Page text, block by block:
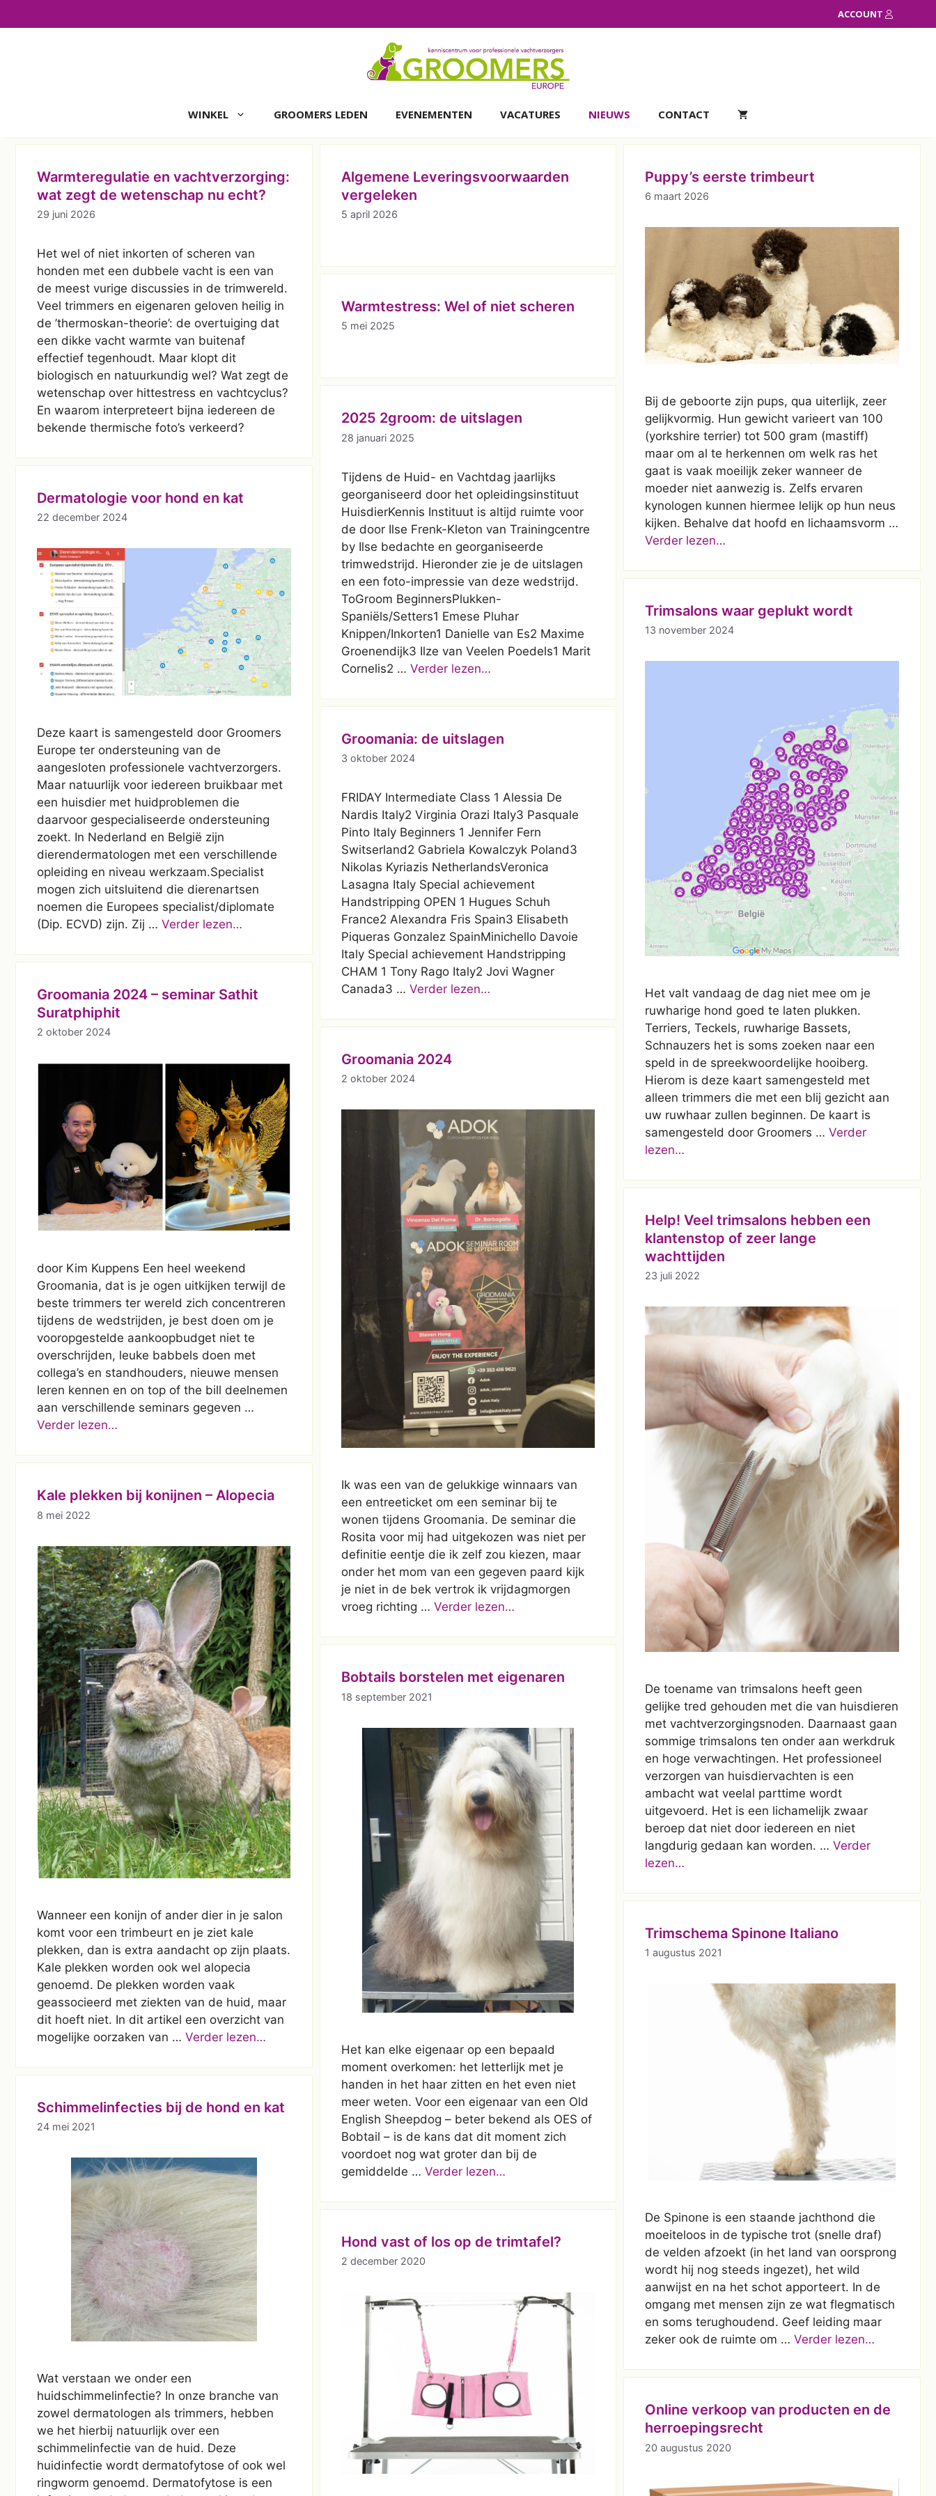
naar
ACCOUNT
WINKEL GROOMERS LEDEN EVENEMENTEN VACATURES NIEUWS CONTACT
Warmteregulatie en vachtverzorging:
wat zegt de wetenschap nu echt?
29 juni 2026
Het wel of niet inkorten of scheren van
honden met een dubbele vacht is een van
de meest vurige discussies in de trimwereld.
Veel trimmers en eigenaren geloven heilig in
de ’thermoskan-theorie’: de overtuiging dat
een dikke vacht warmte van buitenaf
effectief tegenhoudt. Maar klopt dit
biologisch en natuurkundig wel? Wat zegt de
wetenschap over hittestress en vachtcyclus?
En waarom interpreteert bijna iedereen de
bekende thermische foto’s verkeerd?
Algemene Leveringsvoorwaarden
vergeleken
5 april 2026
Puppy’s eerste trimbeurt
6 maart 2026
Bij de geboorte zijn pups, qua uiterlijk, zeer
gelijkvormig. Hun gewicht varieert van 100
(yorkshire terrier) tot 500 gram (mastiff)
maar om al te herkennen om welk ras het
gaat is vaak moeilijk zeker wanneer de
moeder niet aanwezig is. Zelfs ervaren
kynologen kunnen hiermee lelijk op hun neus
kijken. Behalve dat hoofd en lichaamsvorm …
Verder lezen…
Warmtestress: Wel of niet scheren
5 mei 2025
2025 2groom: de uitslagen
28 januari 2025
Tijdens de Huid- en Vachtdag jaarlijks
georganiseerd door het opleidingsinstituut
HuisdierKennis Instituut is altijd ruimte voor
de door Ilse Frenk-Kleton van Trainingcentre
by Ilse bedachte en georganiseerde
trimwedstrijd. Hieronder zie je de uitslagen
en een foto-impressie van deze wedstrijd.
ToGroom BeginnersPlukken-
Spaniëls/Setters1 Emese Pluhar
Knippen/Inkorten1 Danielle van Es2 Maxime
Groenendijk3 Ilze van Veelen Poedels1 Marit
Cornelis2 … Verder lezen…
Dermatologie voor hond en kat
22 december 2024
Deze kaart is samengesteld door Groomers
Europe ter ondersteuning van de
aangesloten professionele vachtverzorgers.
Maar natuurlijk voor iedereen bruikbaar met
een huisdier met huidproblemen die
daarvoor gespecialiseerde ondersteuning
zoekt. In Nederland en België zijn
dierendermatologen met een verschillende
opleiding en niveau werkzaam.Specialist
mogen zich uitsluitend die dierenartsen
noemen die Europees specialist/diplomate
(Dip. ECVD) zijn. Zij … Verder lezen…
Trimsalons waar geplukt wordt
13 november 2024
Het valt vandaag de dag niet mee om je
ruwharige hond goed te laten plukken.
Terriers, Teckels, ruwharige Bassets,
Schnauzers het is soms zoeken naar een
speld in de spreekwoordelijke hooiberg.
Hierom is deze kaart samengesteld met
alleen trimmers die met een blij gezicht aan
uw ruwhaar zullen beginnen. De kaart is
samengesteld door Groomers …Verder
lezen…
Groomania: de uitslagen
3 oktober 2024
FRIDAY Intermediate Class 1 Alessia De
Nardis Italy2 Virginia Orazi Italy3 Pasquale
Pinto Italy Beginners 1 Jennifer Fern
Switserland2 Gabriela Kowalczyk Poland3
Nikolas Kyriazis NetherlandsVeronica
Lasagna Italy Special achievement
Handstripping OPEN 1 Hugues Schuh
France2 Alexandra Fris Spain3 Elisabeth
Piqueras Gonzalez SpainMinichello Davoie
Italy Special achievement Handstripping
CHAM 1 Tony Rago Italy2 Jovi Wagner
Canada3 … Verder lezen…
Groomania 2024 – seminar Sathit
Suratphiphit
2 oktober 2024
door Kim Kuppens Een heel weekend
Groomania, dat is je ogen uitkijken terwijl de
beste trimmers ter wereld zich concentreren
tijdens de wedstrijden, je best doen om je
vooropgestelde aankoopbudget niet te
overschrijden, leuke babbels doen met
collega’s en standhouders, nieuwe mensen
leren kennen en on top of the bill deelnemen
aan verschillende seminars gegeven …
Verder lezen…
Groomania 2024
2 oktober 2024
Ik was een van de gelukkige winnaars van
een entreeticket om een seminar bij te
wonen tijdens Groomania. De seminar die
Rosita voor mij had uitgekozen was niet per
definitie eentje die ik zelf zou kiezen, maar
onder het mom van een gegeven paard kijk
je niet in de bek vertrok ik vrijdagmorgen
vroeg richting … Verder lezen…
Help! Veel trimsalons hebben een
klantenstop of zeer lange
wachttijden
23 juli 2022
De toename van trimsalons heeft geen
gelijke tred gehouden met die van huisdieren
met vachtverzorgingsnoden. Daarnaast gaan
sommige trimsalons ten onder aan werkdruk
en hoge verwachtingen. Het professioneel
verzorgen van huisdiervachten is een
ambacht wat veelal parttime wordt
uitgevoerd. Het is een lichamelijk zwaar
beroep dat niet door iedereen en niet
langdurig gedaan kan worden. …Verder
lezen…
Kale plekken bij konijnen – Alopecia
8 mei 2022
Wanneer een konijn of ander dier in je salon
komt voor een trimbeurt en je ziet kale
plekken, dan is extra aandacht op zijn plaats.
Kale plekken worden ook wel alopecia
genoemd. De plekken worden vaak
geassocieerd met ziekten van de huid, maar
dit hoeft niet. In dit artikel een overzicht van
mogelijke oorzaken van … Verder lezen…
Bobtails borstelen met eigenaren
18 september 2021
Het kan elke eigenaar op een bepaald
moment overkomen: het letterlijk met je
handen in het haar zitten en het even niet
meer weten. Voor een eigenaar van een Old
English Sheepdog – beter bekend als OES of
Bobtail – is de kans dat dit moment zich
voordoet nog wat groter dan bij de
gemiddelde … Verder lezen…
Trimschema Spinone Italiano
1 augustus 2021
De Spinone is een staande jachthond die
moeiteloos in de typische trot (snelle draf)
de velden afzoekt (in het land van oorsprong
wordt hij nog steeds ingezet), het wild
aanwijst en na het schot apporteert. In de
omgang met mensen zijn ze wat flegmatisch
en soms terughoudend. Geef leiding maar
zeker ook de ruimte om …Verder lezen…
Schimmelinfecties bij de hond en kat
24 mei 2021
Wat verstaan we onder een
huidschimmelinfectie? In onze branche van
zowel dermatologen als trimmers, hebben
we het hierbij natuurlijk over een
schimmelinfectie van de huid. Deze
huidinfectie wordt dermatofytose of ook wel
ringworm genoemd. Dermatofytose is een
Hond vast of los op de trimtafel?
2 december 2020
Online verkoop van producten en de
herroepingsrecht
20 augustus 2020